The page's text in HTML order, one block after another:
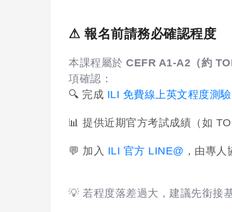
⚠ 報名前請務必確認程度
本課程屬於 CEFR A1-A2（約
項確認：
🔍 完成 ILI 免費線上英文程度測驗
📊 提供近期官方考試成績（如
💬 加入 ILI 官方 LINE@ ，由專
💡 若程度落差過大，建議先銜接